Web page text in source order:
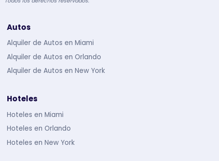
Autos
Alquiler de Autos en Miami
Alquiler de Autos en Orlando
Alquiler de Autos en New York
Hoteles
Hoteles en Miami
Hoteles en Orlando
Hoteles en New York